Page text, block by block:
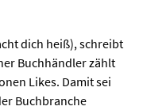
dich heiß), schreibt
Buchhändler zählt
Likes. Damit sei
Buchbranche